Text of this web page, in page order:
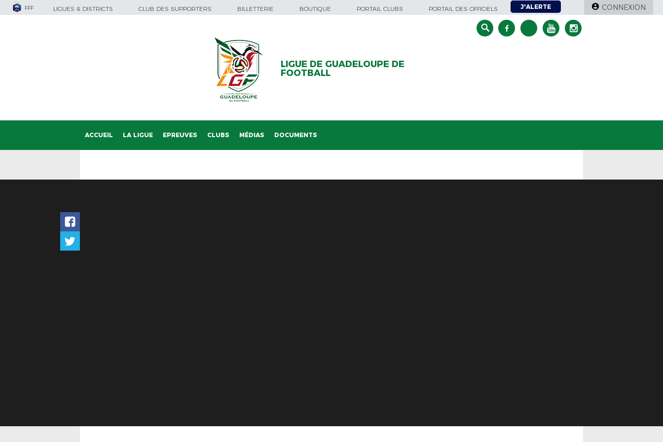
FFF LIGUES & DISTRICTS CLUB DES SUPPORTERS BILLETTERIE BOUTIQUE PORTAIL CLUBS PORTAIL DES OFFICIELS J'ALERTE CONNEXION
LIGUE DE GUADELOUPE DE
FOOTBALL
ACCUEIL LA LIGUE EPREUVES CLUBS MÉDIAS DOCUMENTS